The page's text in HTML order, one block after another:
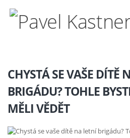
CHYSTÁ SE VAŠE DÍTĚ
BRIGÁDU? TOHLE
MĚLI VĚDĚT